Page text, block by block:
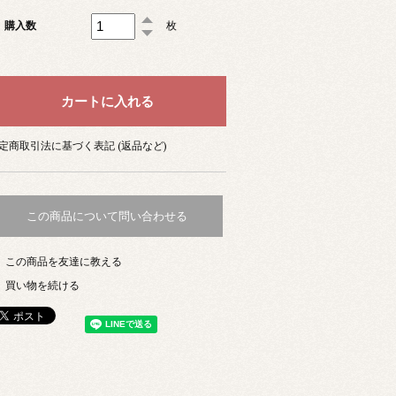
購入数 枚
商取引法に基づく表記 (返品など)
この商品について問い合わせる
この商品を友達に教える
買い物を続ける